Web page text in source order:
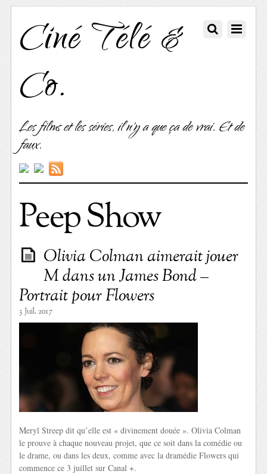
Ciné Télé &
Co.
Les films et les séries, il n'y a que ça de vrai. Et de
faux.
Peep Show
Olivia Colman aimerait jouer
M dans un James Bond –
Portrait pour Flowers
3 Juil. 2017
Meryl Streep dit qu’elle est « divinement douée ». Olivia Colman
le prouve à chaque nouveau projet, que ce soit dans la comédie ou
le drame, ou dans les deux, comme avec la dramédie Flowers qui
commence ce 3 juillet sur Canal +.